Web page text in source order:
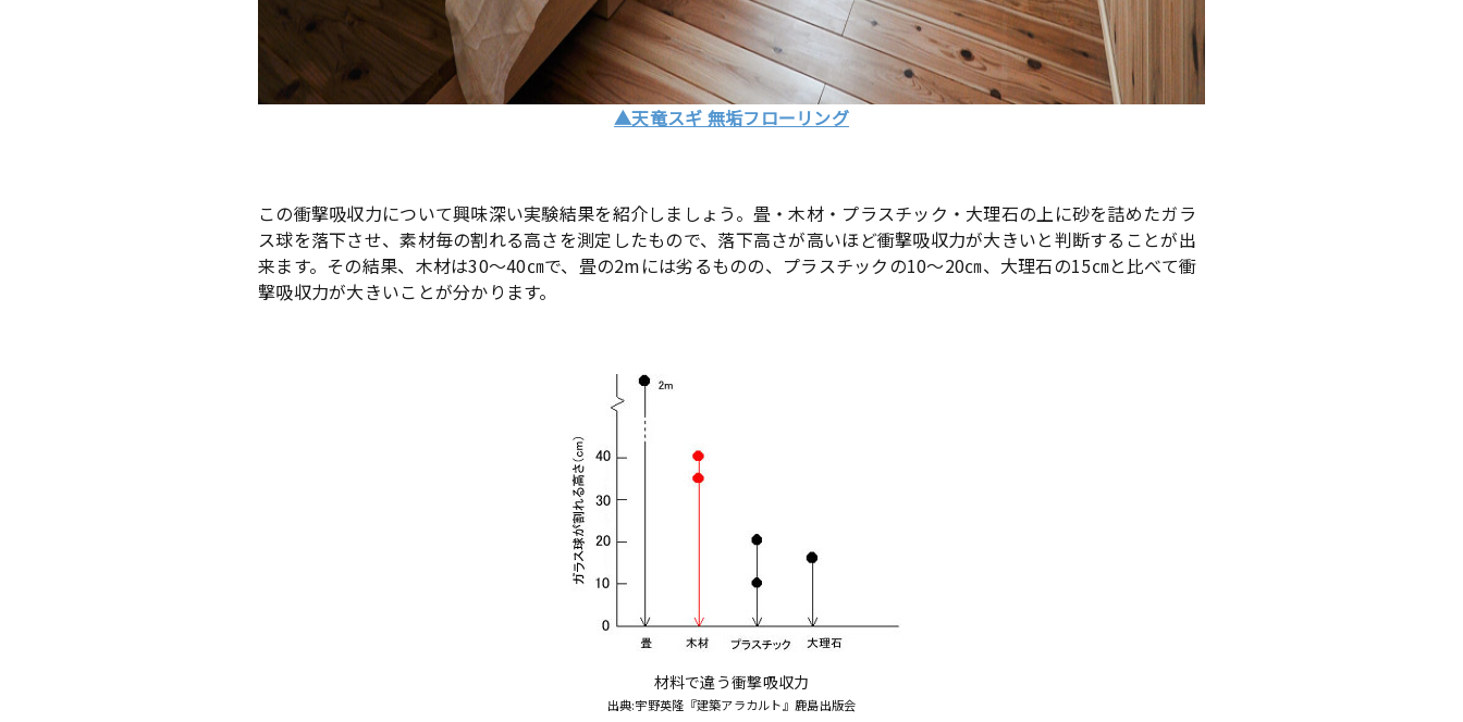
▲天竜スギ 無垢フローリング
この衝撃吸収力について興味深い実験結果を紹介しましょう。畳・木材・プラスチック・大理石の上に砂を詰めたガラ
ス球を落下させ、素材毎の割れる高さを測定したもので、落下高さが高いほど衝撃吸収力が大きいと判断することが出
来ます。その結果、木材は30〜40㎝で、畳の2mには劣るものの、プラスチックの10〜20㎝、大理石の15㎝と比べて衝
撃吸収力が大きいことが分かります。
材料で違う衝撃吸収力
出典:宇野英隆『建築アラカルト』鹿島出版会